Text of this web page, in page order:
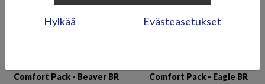
Comfort Pack - Beaver BR Comfort Pack - Eagle BR
Hylkää Evästeasetukset